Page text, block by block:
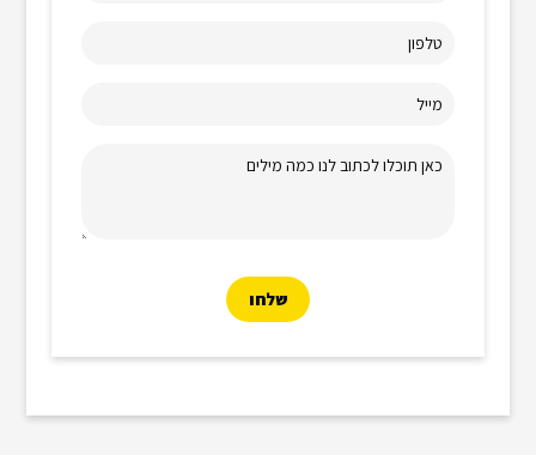
טלפון
מייל
כאן תוכלו לכתוב לנו כמה מילים